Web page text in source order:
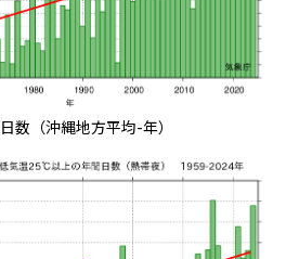
数（沖縄地方平均-年）